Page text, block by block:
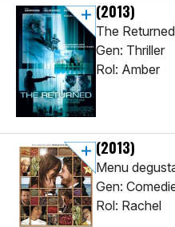
(2013)
The Returned
Gen: Thriller
Rol: Amber
(2013)
Menu
Gen:
Rol: Rachel